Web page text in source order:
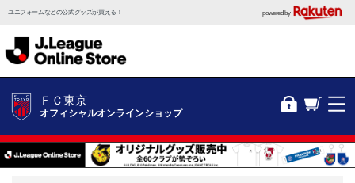
ユニフォームなどの公式グッズが買える！ powered by
ＦＣ東京
オフィシャルオンラインショップ